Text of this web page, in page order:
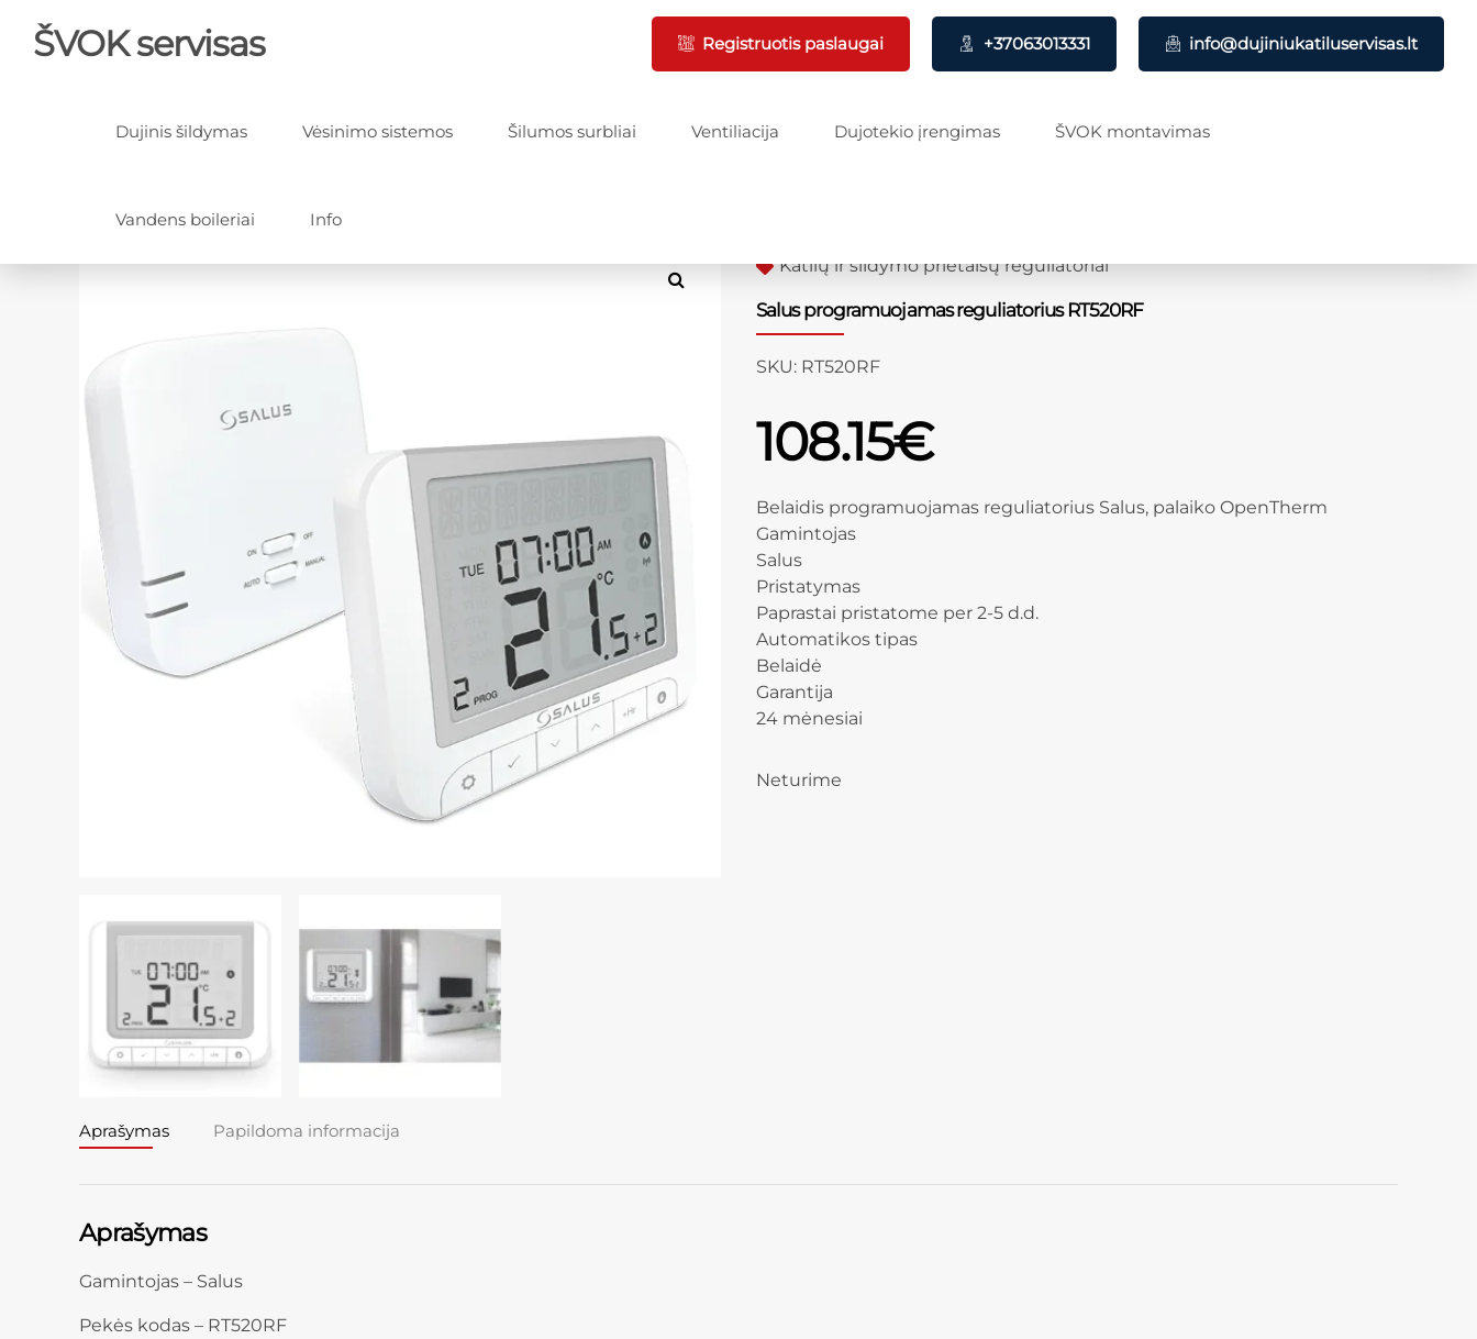
ŠVOK servisas Registruotis paslaugai +37063013331 info@dujiniukatiluservisas.lt
Dujinis šildymas Vėsinimo sistemos Šilumos surbliai Ventiliacija Dujotekio įrengimas ŠVOK montavimas
Vandens boileriai Info
Katilų ir šildymo prietaisų reguliatoriai
Salus programuojamas reguliatorius RT520RF
SKU: RT520RF
108.15€
Belaidis programuojamas reguliatorius Salus, palaiko OpenTherm
Gamintojas
Salus
Pristatymas
Paprastai pristatome per 2-5 d.d.
Automatikos tipas
Belaidė
Garantija
24 mėnesiai
Neturime
Aprašymas Papildoma informacija
Aprašymas
Gamintojas – Salus
Pekės kodas – RT520RF